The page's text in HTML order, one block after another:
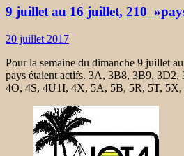
9 juillet au 16 juillet, 210
20 juillet 2017
Pour la semaine du dimanche 9 juillet
pays étaient actifs. 3A, 3B8, 3B9,
4O, 4S, 4U1I, 4X, 5A, 5B, 5R, 5T, 5X,